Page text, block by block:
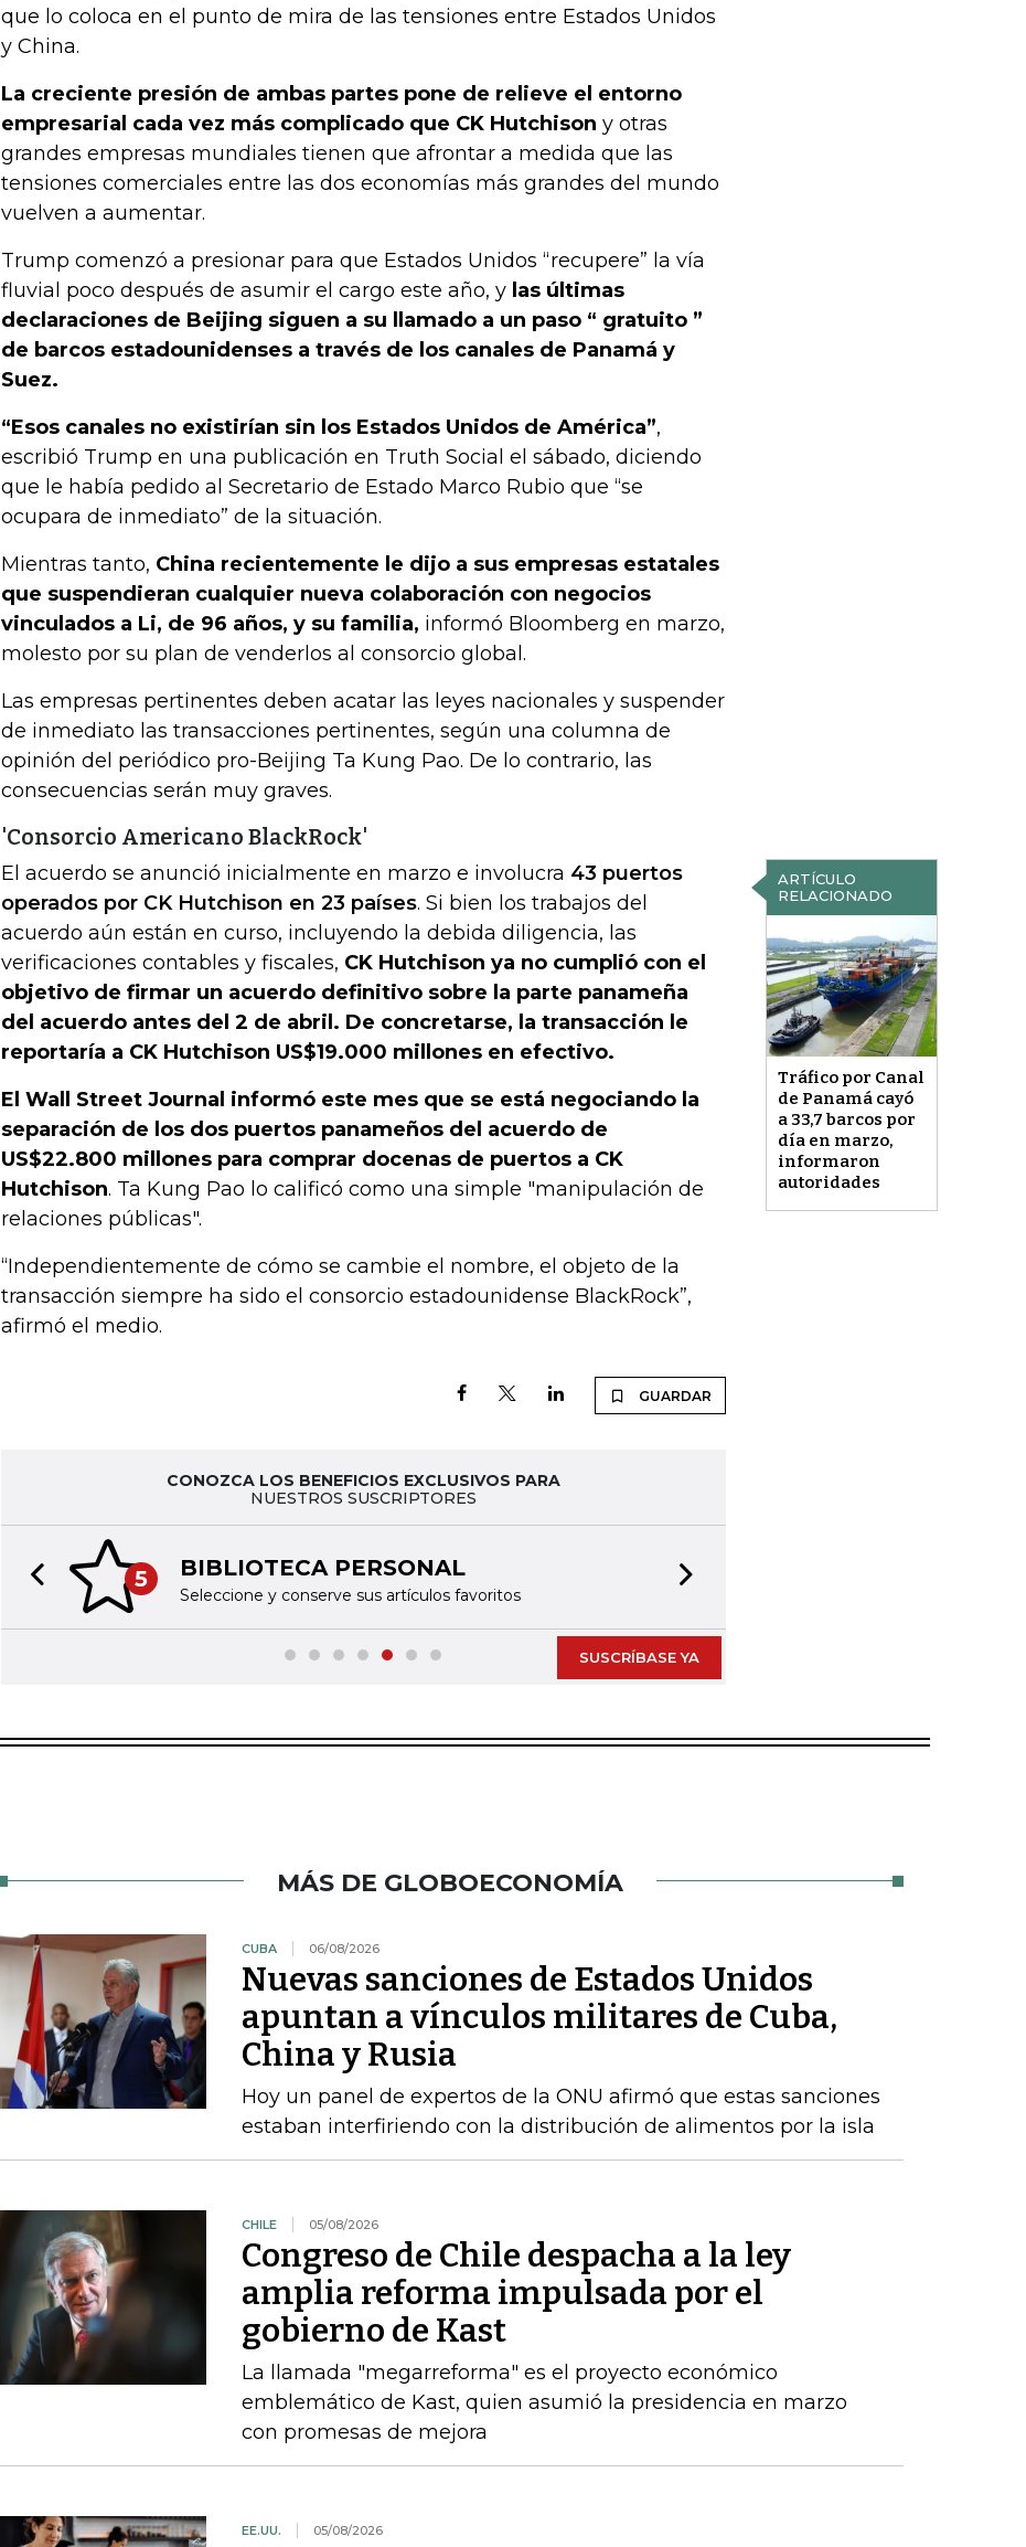
que lo coloca en el punto de mira de las tensiones entre Estados Unidos
y China.
La creciente presión de ambas partes pone de relieve el entorno
empresarial cada vez más complicado que CK Hutchison y otras
grandes empresas mundiales tienen que afrontar a medida que las
tensiones comerciales entre las dos economías más grandes del mundo
vuelven a aumentar.
Trump comenzó a presionar para que Estados Unidos “recupere” la vía
fluvial poco después de asumir el cargo este año, y las últimas
declaraciones de Beijing siguen a su llamado a un paso “ gratuito ”
de barcos estadounidenses a través de los canales de Panamá y
Suez.
“Esos canales no existirían sin los Estados Unidos de América”,
escribió Trump en una publicación en Truth Social el sábado, diciendo
que le había pedido al Secretario de Estado Marco Rubio que “se
ocupara de inmediato” de la situación.
Mientras tanto, China recientemente le dijo a sus empresas estatales
que suspendieran cualquier nueva colaboración con negocios
vinculados a Li, de 96 años, y su familia, informó Bloomberg en marzo,
molesto por su plan de venderlos al consorcio global.
Las empresas pertinentes deben acatar las leyes nacionales y suspender
de inmediato las transacciones pertinentes, según una columna de
opinión del periódico pro-Beijing Ta Kung Pao. De lo contrario, las
consecuencias serán muy graves.
'Consorcio Americano BlackRock'
ARTÍCULO
RELACIONADO
Tráfico por Canal
de Panamá cayó
a 33,7 barcos por
día en marzo,
informaron
autoridades
El acuerdo se anunció inicialmente en marzo e involucra 43 puertos
operados por CK Hutchison en 23 países. Si bien los trabajos del
acuerdo aún están en curso, incluyendo la debida diligencia, las
verificaciones contables y fiscales, CK Hutchison ya no cumplió con el
objetivo de firmar un acuerdo definitivo sobre la parte panameña
del acuerdo antes del 2 de abril. De concretarse, la transacción le
reportaría a CK Hutchison US$19.000 millones en efectivo.
El Wall Street Journal informó este mes que se está negociando la
separación de los dos puertos panameños del acuerdo de
US$22.800 millones para comprar docenas de puertos a CK
Hutchison. Ta Kung Pao lo calificó como una simple "manipulación de
relaciones públicas".
“Independientemente de cómo se cambie el nombre, el objeto de la
transacción siempre ha sido el consorcio estadounidense BlackRock”,
afirmó el medio.
GUARDAR
CONOZCA LOS BENEFICIOS EXCLUSIVOS PARA
NUESTROS SUSCRIPTORES
5 BIBLIOTECA PERSONAL
Seleccione y conserve sus artículos favoritos
Previous slide
SUSCRÍBASE YA
MÁS DE GLOBOECONOMÍA
CUBA 06/08/2026
Nuevas sanciones de Estados Unidos
apuntan a vínculos militares de Cuba,
China y Rusia
Hoy un panel de expertos de la ONU afirmó que estas sanciones
estaban interfiriendo con la distribución de alimentos por la isla
CHILE 05/08/2026
Congreso de Chile despacha a la ley
amplia reforma impulsada por el
gobierno de Kast
La llamada "megarreforma" ​es el proyecto económico
emblemático de Kast, quien asumió la presidencia en marzo
con promesas de mejora
EE.UU. 05/08/2026